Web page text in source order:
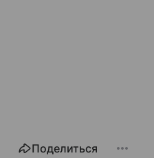
Поделиться